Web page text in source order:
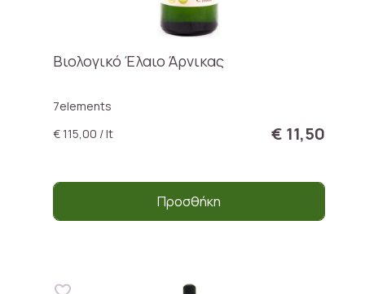
Βιολογικό Έλαιο Άρνικας
7elements
€ 115,00 / lt
€ 11,50
Προσθήκη